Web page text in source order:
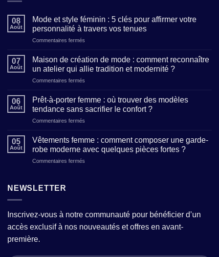
08
Août
Mode et style féminin : 5 clés pour affirmer votre
personnalité à travers vos tenues
Commentaires fermés
et
style
féminin
clés
pour
à
travers
07
Août
Maison de création de mode : comment reconnaître
un atelier qui allie tradition et modernité ?
Commentaires fermés
création
de
comment
reconnaître
?
06
Août
Prêt-à-porter femme : où trouver des modèles
tendance sans sacrifier le confort ?
Commentaires fermés
femme
sans
le
05
Août
Vêtements femme : comment composer une garde-
robe moderne avec quelques pièces fortes ?
Commentaires fermés
garde-
robe
NEWSLETTER
Inscrivez-vous à notre communauté pour bénéficier d’un
accès exclusif à nos nouveautés et offres en avant-
première.